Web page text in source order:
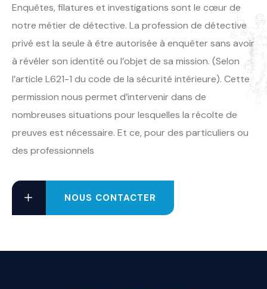
Enquêtes, filatures et investigations sont le cœur de
notre métier de détective. La profession de détective
privé est la seule à être autorisée à enquêter sans avoir
à révéler son identité ou l’objet de sa mission. (Selon
l’article L621-1 du code de la sécurité intérieure). Cette
permission nous permet d’intervenir dans de
nombreuses situations pour lesquelles la récolte de
preuves est nécessaire. Et ce, pour des particuliers ou
des professionnels
NOUS CONTACTER